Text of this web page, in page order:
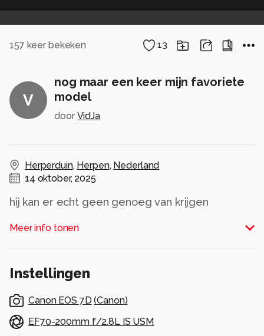
157 keer bekeken 13
V
nog maar een keer mijn favoriete
model
door VidJa
Herperduin, Herpen, Nederland
14 oktober, 2025
hij kan er echt geen genoeg van krijgen
Alle rechten voorbehouden
Meer info tonen
Instellingen
Canon EOS 7D (Canon)
EF70-200mm f/2.8L IS USM